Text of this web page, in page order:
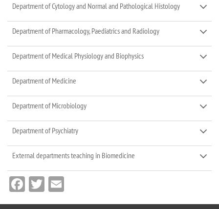
Department of Cytology and Normal and Pathological Histology
Department of Pharmacology, Paediatrics and Radiology
Department of Medical Physiology and Biophysics
Department of Medicine
Department of Microbiology
Department of Psychiatry
External departments teaching in Biomedicine
Facebook
Twitter